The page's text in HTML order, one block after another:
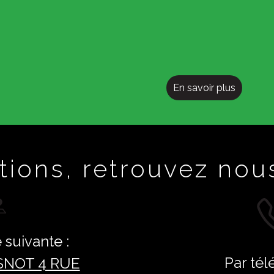
En savoir plus
retrouvez
suivante :
4 RUE
Par